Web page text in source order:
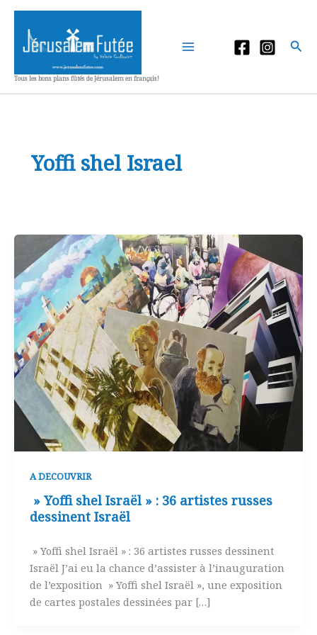
Aller
contenu
Tous les bons plans fûtés de Jérusalem en français!
Yoffi shel Israel
A DECOUVRIR
» Yoffi shel Israël » : 36 artistes russes
dessinent Israël
» Yoffi shel Israël » : 36 artistes russes dessinent
Israël J’ai eu la chance d’assister à l’inauguration
de l’exposition » Yoffi shel Israël », une exposition
de cartes postales dessinées par […]